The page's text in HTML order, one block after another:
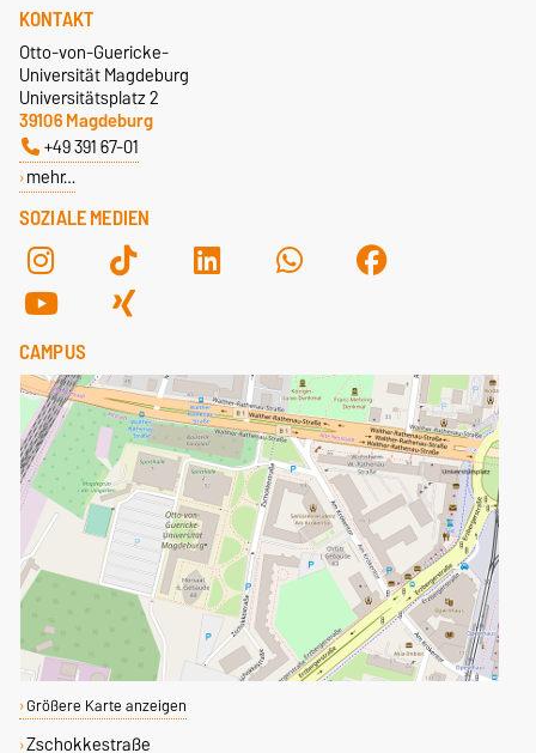
SOZIALE MEDIEN
KONTAKT
Otto-von-Guericke-
Universität Magdeburg
Universitätsplatz 2
39106 Magdeburg
+49 391 67-01
mehr…
CAMPUS
Größere Karte anzeigen
Zschokkestraße